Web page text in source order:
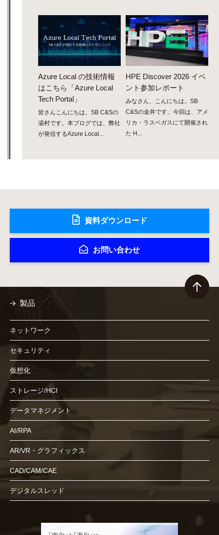
Azure Local の技術情報
はこちら「Azure Local
Tech Portal」
皆さんこんにちは。SB C&Sの
湯村です。本ブログでは、弊社
が発信するAzure Local...
HPE Discover 2026 イベ
ント参加レポート
みなさん、こんにちは。SB
C&Sの金井です。今回は、アメ
リカ・ラスベガスにて開催され
た H...
資料ダウンロード
お問い合わせ
製品
ネットワーク
セキュリティ
仮想化
ストレージ/HCI
データマネジメント
AI/RPA
AR/VR・グラフィックス
CAD/CAM/CAE
デジタルスレッド